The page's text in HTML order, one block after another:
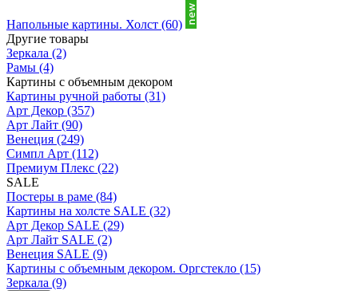
Напольные картины. Холст (60)
Другие товары
Зеркала (2)
Рамы (4)
Картины с объемным декором
Картины ручной работы (31)
Арт Декор (357)
Арт Лайт (90)
Венеция (249)
Симпл Арт (112)
Премиум Плекс (22)
SALE
Постеры в раме (84)
Картины на холсте SALE (32)
Арт Декор SALE (29)
Арт Лайт SALE (2)
Венеция SALE (9)
Картины с объемным декором. Оргстекло (15)
Зеркала (9)